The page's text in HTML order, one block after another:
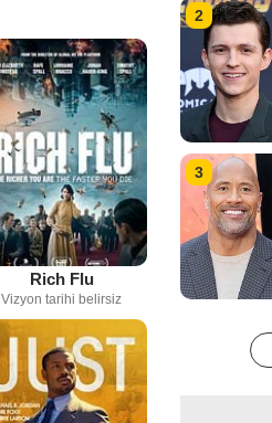
Rich Flu
Vizyon tarihi belirsiz
2
3